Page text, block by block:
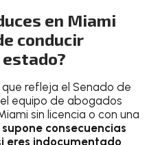
en Miami
conducir
refleja el Senado de
equipo de abogados
sin licencia o con una
supone consecuencias
eres indocumentado.